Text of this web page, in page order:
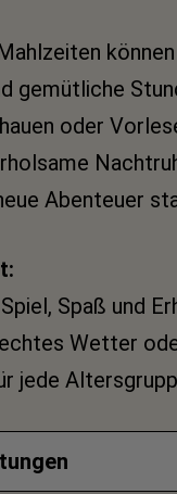
gemütliche
oder
Abenteuer
Spaß und
Wetter
jede